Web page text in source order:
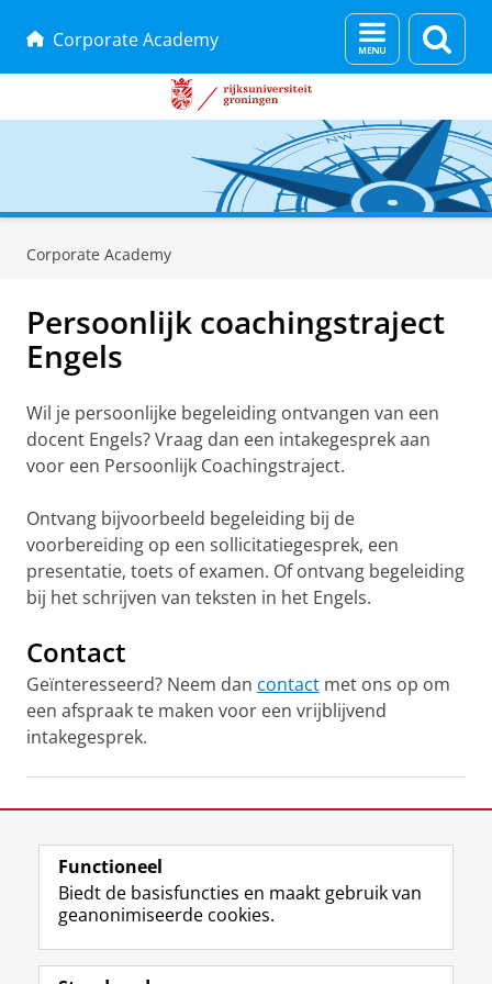
Corporate Academy
Menu
en
Corporate Academy
Persoonlijk coachingstraject
Engels
Wil je persoonlijke begeleiding ontvangen van een
docent Engels? Vraag dan een intakegesprek aan
voor een Persoonlijk Coachingstraject.
Ontvang bijvoorbeeld begeleiding bij de
voorbereiding op een sollicitatiegesprek, een
presentatie, toets of examen. Of ontvang begeleiding
bij het schrijven van teksten in het Engels.
Contact
Geïnteresseerd? Neem dan contact met ons op om
een afspraak te maken voor een vrijblijvend
intakegesprek.
View this page in:English
Volg de RUG
F
a
L
i
R
S
I
n
Y
o
Functioneel
Biedt de basisfuncties en maakt gebruik van
geanonimiseerde cookies.